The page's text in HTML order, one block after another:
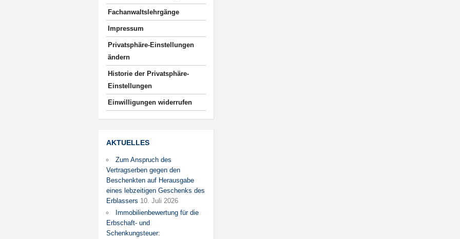
Fachanwaltslehrgänge
Impressum
Privatsphäre-Einstellungen
ändern
Historie der Privatsphäre-
Einstellungen
Einwilligungen widerrufen
AKTUELLES
Zum Anspruch des
Vertragserben gegen den
Beschenkten auf Herausgabe
eines lebzeitigen Geschenks des
Erblassers 10. Juli 2026
Immobilienbewertung für die
Erbschaft- und
Schenkungsteuer: